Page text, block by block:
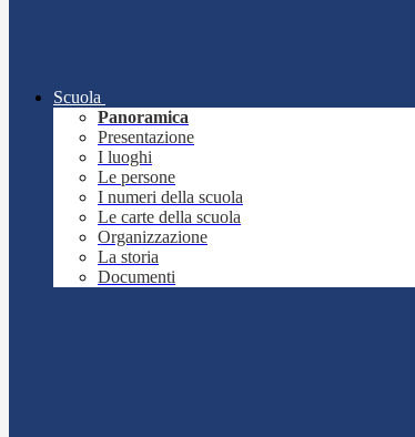
Scuola
Panoramica
Presentazione
I luoghi
Le persone
I numeri della scuola
Le carte della scuola
Organizzazione
La storia
Documenti